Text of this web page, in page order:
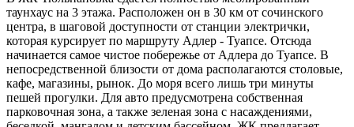
таунхаус на 3 этажа. Расположен он в 30 км от сочинского
центра, в шаговой доступности от станции электрички,
которая курсирует по маршруту Адлер - Туапсе. Отсюда
начинается самое чистое побережье от Адлера до Туапсе. В
непосредственной близости от дома располагаются столовые,
кафе, магазины, рынок. До моря всего лишь три минуты
пешей прогулки. Для авто предусмотрена собственная
парковочная зона, а также зеленая зона с насаждениями,